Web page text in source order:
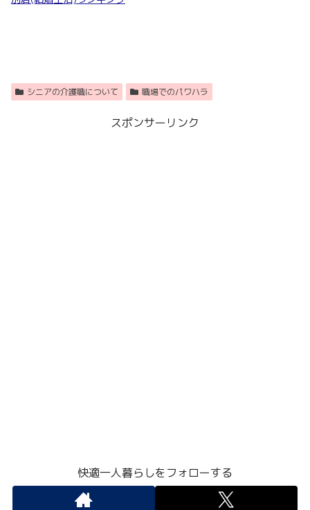
シニアの介護職について 職場でのパワハラ
スポンサーリンク
快適一人暮らしをフォローする